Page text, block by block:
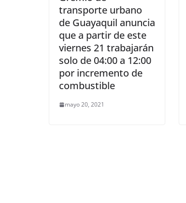
transporte urbano
de Guayaquil anuncia
que a partir de este
viernes 21 trabajarán
solo de 04:00 a 12:00
por incremento de
combustible
mayo 20, 2021